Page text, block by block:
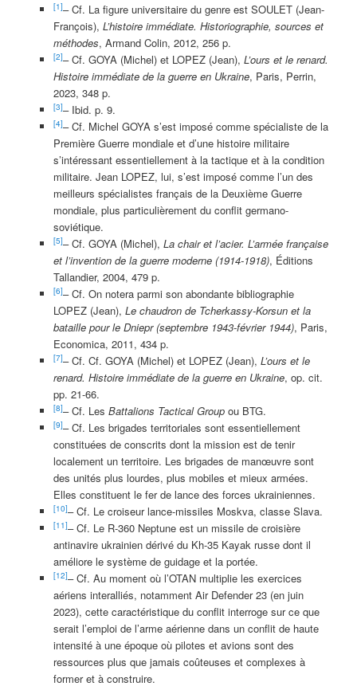
[1]– Cf. La figure universitaire du genre est SOULET (Jean-
François), L’histoire immédiate. Historiographie, sources et
méthodes, Armand Colin, 2012, 256 p.
[2]– Cf. GOYA (Michel) et LOPEZ (Jean), L’ours et le renard.
Histoire immédiate de la guerre en Ukraine, Paris, Perrin,
2023, 348 p.
[3]– Ibid. p. 9.
[4]– Cf. Michel GOYA s’est imposé comme spécialiste de la
Première Guerre mondiale et d’une histoire militaire
s’intéressant essentiellement à la tactique et à la condition
militaire. Jean LOPEZ, lui, s’est imposé comme l’un des
meilleurs spécialistes français de la Deuxième Guerre
mondiale, plus particulièrement du conflit germano-
soviétique.
[5]– Cf. GOYA (Michel), La chair et l’acier. L’armée française
et l’invention de la guerre moderne (1914-1918), Éditions
Tallandier, 2004, 479 p.
[6]– Cf. On notera parmi son abondante bibliographie
LOPEZ (Jean), Le chaudron de Tcherkassy-Korsun et la
bataille pour le Dniepr (septembre 1943-février 1944), Paris,
Economica, 2011, 434 p.
[7]– Cf. Cf. GOYA (Michel) et LOPEZ (Jean), L’ours et le
renard. Histoire immédiate de la guerre en Ukraine, op. cit.
pp. 21-66.
[8]– Cf. Les Battalions Tactical Groupou BTG.
[9]– Cf. Les brigades territoriales sont essentiellement
constituées de conscrits dont la mission est de tenir
localement un territoire. Les brigades de manœuvre sont
des unités plus lourdes, plus mobiles et mieux armées.
Elles constituent le fer de lance des forces ukrainiennes.
[10]– Cf. Le croiseur lance-missiles Moskva, classe Slava.
[11]– Cf. Le R-360 Neptune est un missile de croisière
antinavire ukrainien dérivé du Kh-35 Kayak russe dont il
améliore le système de guidage et la portée.
[12]– Cf. Au moment où l’OTAN multiplie les exercices
aériens interalliés, notamment Air Defender 23 (en juin
2023), cette caractéristique du conflit interroge sur ce que
serait l’emploi de l’arme aérienne dans un conflit de haute
intensité à une époque où pilotes et avions sont des
ressources plus que jamais coûteuses et complexes à
former et à construire.